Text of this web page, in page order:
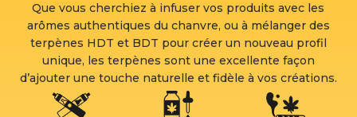
Que vous cherchiez à infuser vos produits avec les
arômes authentiques du chanvre, ou à mélanger des
terpènes HDT et BDT pour créer un nouveau profil
unique, les terpènes sont une excellente façon
d’ajouter une touche naturelle et fidèle à vos créations.